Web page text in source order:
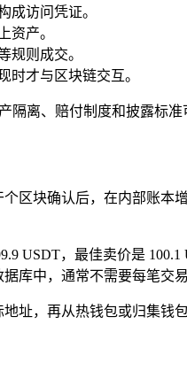
成访问凭证。
资产。
规则成交。
时才与区块链交互。
隔离、赔付制度和披露标
区块确认后，在内部账
USDT，最佳卖价是
库中，通常不需要每笔交
址，再从热钱包或归集